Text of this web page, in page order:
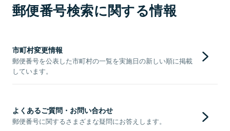
郵便番号検索に関する情報
市町村変更情報
郵便番号を公表した市町村の一覧を実施日の新しい順に掲載
しています。
よくあるご質問・お問い合わせ
郵便番号に関するさまざまな疑問にお答えします。